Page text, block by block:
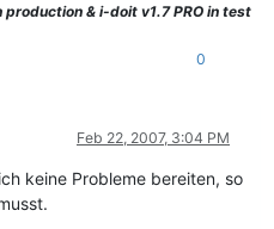
& i-doit v1.7 PRO in test
0
Feb 22, 2007, 3:04 PM
keine Probleme bereiten, so